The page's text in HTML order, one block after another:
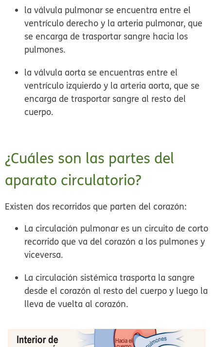
laválvula pulmonar se encuentra entre el
ventrículo derecho y la arteria pulmonar, que
se encarga de trasportar sangre hacia los
pulmones.
laválvula aorta se encuentras entre el
ventrículo izquierdo y la arteria aorta, que se
encarga de trasportar sangre al resto del
cuerpo.
¿Cuáles son las partes del
aparato circulatorio?
Existen dos recorridos que parten del corazón:
Lacirculación pulmonar es un circuito de corto
recorrido que va del corazón a los pulmones y
viceversa.
Lacirculación sistémica trasporta la sangre
desde el corazón al resto del cuerpo y luego la
lleva de vuelta al corazón.